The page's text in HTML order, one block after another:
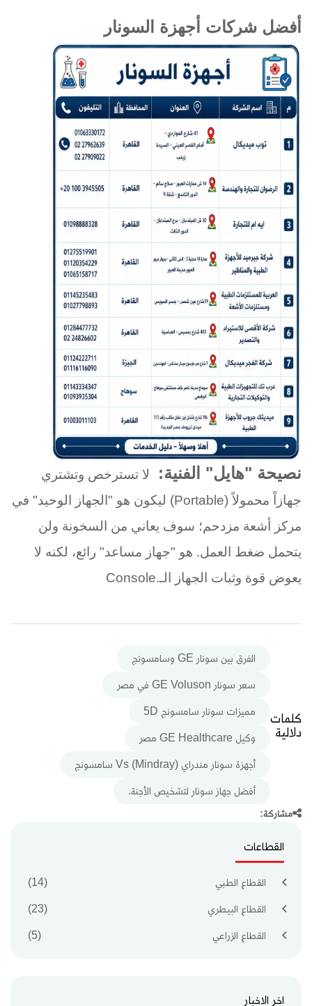
أفضل شركات أجهزة السونار
نصيحة "هايل" الفنية:
لا تسترخص وتشتري
جهازاً محمولاً(Portable) ليكون هو "الجهاز الوحيد" في
مركز أشعة مزدحم؛ سوف يعاني من السخونة ولن
يتحمل ضغط العمل. هو "جهاز مساعد" رائع، لكنه لا
يعوض قوة وثبات الجهاز الـConsole.
كلمات
دلالية
الفرق بين سونار GE وسامسونج
سعر سونار GE Voluson في مصر
مميزات سونار سامسونج 5D
وكيل GE Healthcare مصر
أجهزة سونار مندراي (Mindray) Vs سامسونج
أفضل جهاز سونار لتشخيص الأجنة.
مشاركة:
القطاعات
القطاع الطبي (14)
القطاع البيطري (23)
القطاع الزراعي (5)
اخر الاخبار